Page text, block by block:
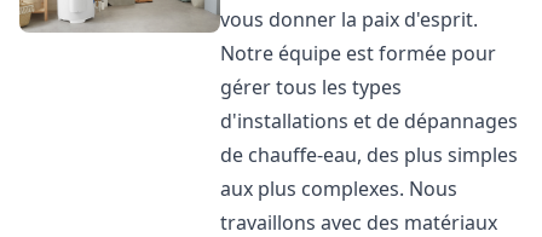
vous donner la paix d'esprit.
Notre équipe est formée pour
gérer tous les types
d'installations et de dépannages
de chauffe-eau, des plus simples
aux plus complexes. Nous
travaillons avec des matériaux